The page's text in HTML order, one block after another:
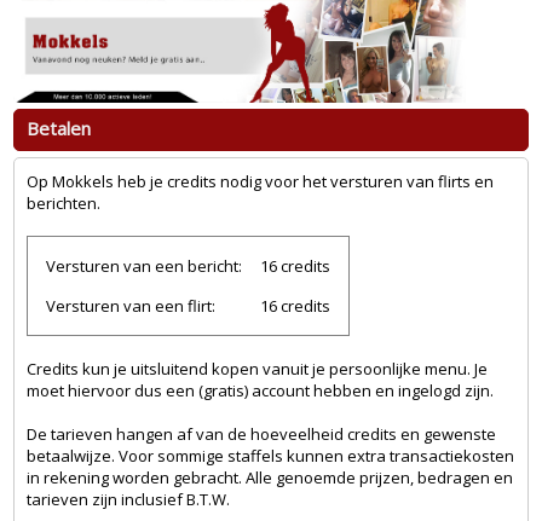
Betalen
Op Mokkels heb je credits nodig voor het versturen van flirts en
berichten.
Versturen van een bericht:
16 credits
Versturen van een flirt:
16 credits
Credits kun je uitsluitend kopen vanuit je persoonlijke menu. Je
moet hiervoor dus een (gratis) account hebben en ingelogd zijn.
De tarieven hangen af van de hoeveelheid credits en gewenste
betaalwijze. Voor sommige staffels kunnen extra transactiekosten
in rekening worden gebracht. Alle genoemde prijzen, bedragen en
tarieven zijn inclusief B.T.W.